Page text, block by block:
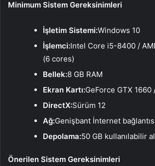
Minimum Sistem Gereksinimleri
İşletim Sistemi:Windows 10
İşlemci:Intel Core i5-8400 /
(6 cores)
Bellek:8 GB RAM
Ekran Kartı:GeForce GTX 1660
DirectX:Sürüm 12
Ağ:Genişbant İnternet
Depolama:50 GB kullanılabilir
Önerilen Sistem Gereksinimleri